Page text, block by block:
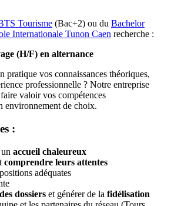
Tourisme (Bac+2) ou du Bachelor
Internationale Tunon Caen recherche :
(H/F) en alternance
pratique vos connaissances théoriques,
professionnelle ? Notre entreprise
valoir vos compétences
environnement de choix.
:
accueil chaleureux
comprendre leurs attentes
adéquates
dossiers et générer de la fidélisation